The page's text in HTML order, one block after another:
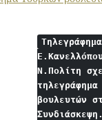
Ν.Πολίτη
τηλεγράφημα
βουλευτών